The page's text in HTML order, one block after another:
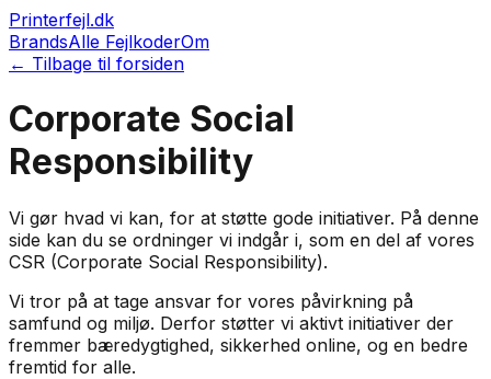
Printerfejl.dk
BrandsAlle FejlkoderOm
← Tilbage til forsiden
Corporate Social
Responsibility
Vi gør hvad vi kan, for at støtte gode initiativer. På denne
side kan du se ordninger vi indgår i, som en del af vores
CSR (Corporate Social Responsibility).
Vi tror på at tage ansvar for vores påvirkning på
samfund og miljø. Derfor støtter vi aktivt initiativer der
fremmer bæredygtighed, sikkerhed online, og en bedre
fremtid for alle.